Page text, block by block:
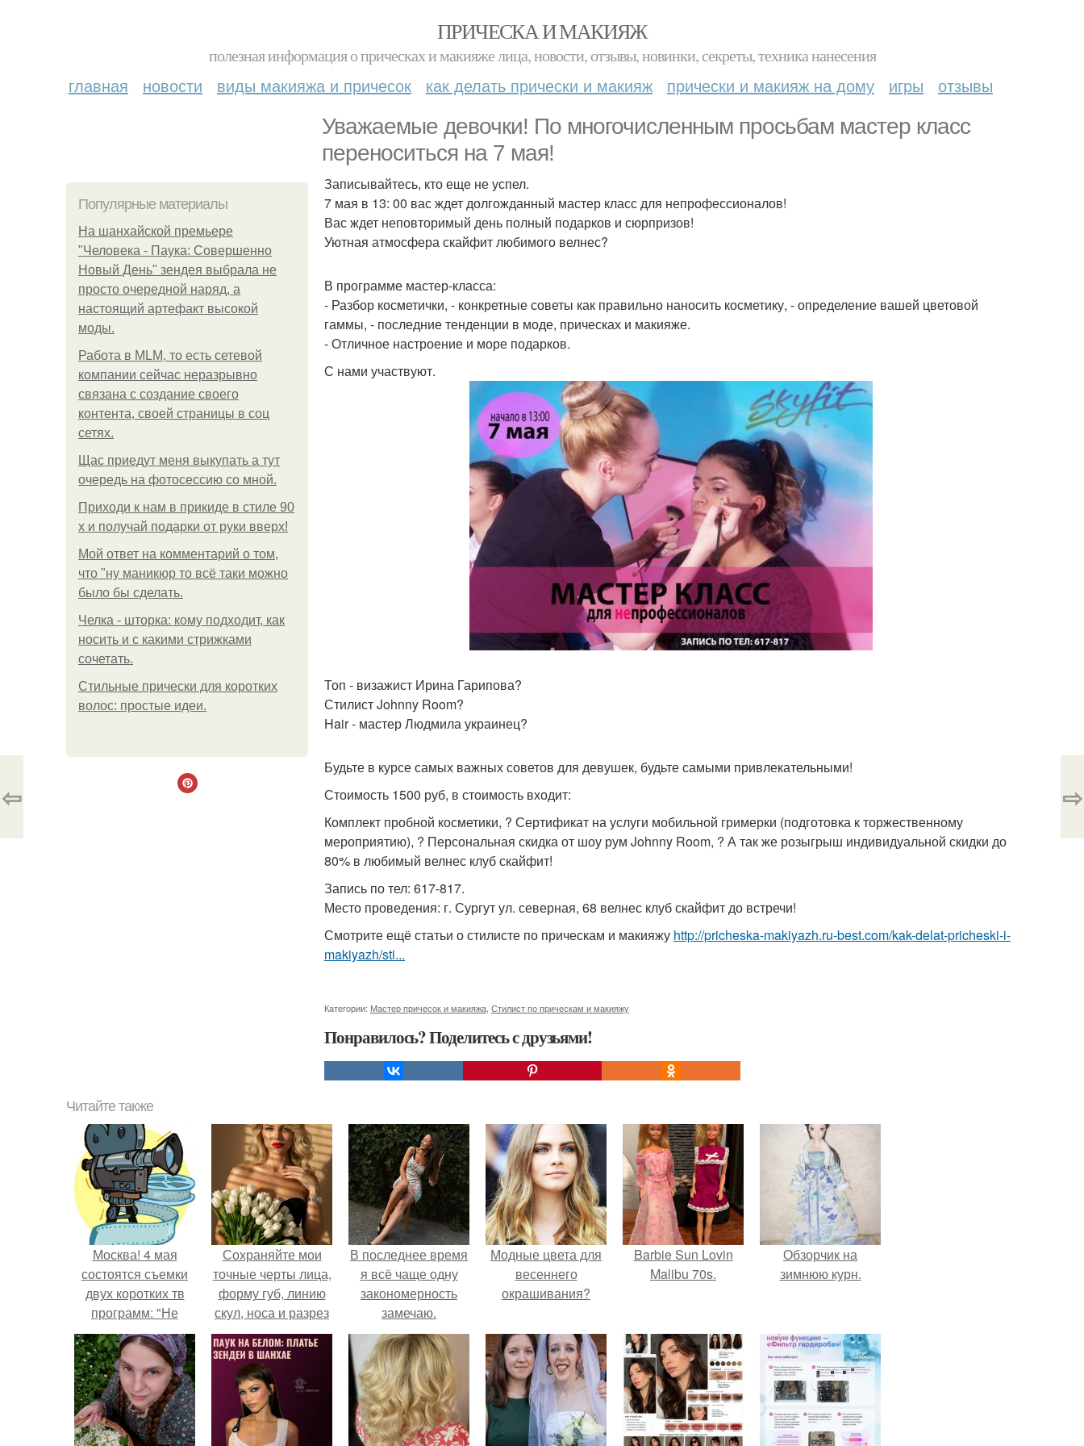
ПРИЧЕСКА И МАКИЯЖ
полезная информация о прическах и макияже лица, новости, отзывы, новинки, секреты, техника нанесения
главная новости виды макияжа и причесок как делать прически и макияж прически и макияж на дому игры отзывы
Уважаемые девочки! По многочисленным просьбам мастер класс
переноситься на 7 мая!
Популярные материалы
На шанхайской премьере
"Человека - Паука: Совершенно
Новый День" зендея выбрала не
просто очередной наряд, а
настоящий артефакт высокой
моды.
Работа в MLM, то есть сетевой
компании сейчас неразрывно
связана с создание своего
контента, своей страницы в соц
сетях.
Щас приедут меня выкупать а тут
очередь на фотосессию со мной.
Приходи к нам в прикиде в стиле 90
х и получай подарки от руки вверх!
Мой ответ на комментарий о том,
что "ну маникюр то всё таки можно
было бы сделать.
Челка - шторка: кому подходит, как
носить и с какими стрижками
сочетать.
Стильные прически для коротких
волос: простые идеи.
Записывайтесь, кто еще не успел.
7 мая в 13: 00 вас ждет долгожданный мастер класс для непрофессионалов!
Вас ждет неповторимый день полный подарков и сюрпризов!
Уютная атмосфера скайфит любимого велнес?
В программе мастер-класса:
- Разбор косметички, - конкретные советы как правильно наносить косметику, - определение вашей цветовой
гаммы, - последние тенденции в моде, прическах и макияже.
- Отличное настроение и море подарков.
С нами участвуют.
Топ - визажист Ирина Гарипова?
Стилист Johnny Room?
Hair - мастер Людмила украинец?
Будьте в курсе самых важных советов для девушек, будьте самыми привлекательными!
Стоимость 1500 руб, в стоимость входит:
Комплект пробной косметики, ? Сертификат на услуги мобильной гримерки (подготовка к торжественному
мероприятию), ? Персональная скидка от шоу рум Johnny Room, ? А так же розыгрыш индивидуальной скидки до
80% в любимый велнес клуб скайфит!
Запись по тел: 617-817.
Место проведения: г. Сургут ул. северная, 68 велнес клуб скайфит до встречи!
Смотрите ещё статьи о стилисте по прическам и макияжу http://pricheska-makiyazh.ru-best.com/kak-delat-pricheski-i-
makiyazh/sti...
Категории: Мастер причесок и макияжа Стилист по прическам и макияжу
Понравилось? Поделитесь с друзьями!
⇦ ⇨
Читайте также
Москва! 4 мая
состоятся съемки
двух коротких тв
программ: "Не
Детские Приколы" (
шоу в стиле
телефонного
розыгрыша).
Сохраняйте мои
точные черты лица,
форму губ, линию
скул, носа и разрез
глаз.
В последнее время
я всё чаще одну
закономерность
замечаю.
Модные цвета для
весеннего
окрашивания?
Barbie Sun Lovin
Malibu 70s.
Обзорчик на
зимнюю курн.